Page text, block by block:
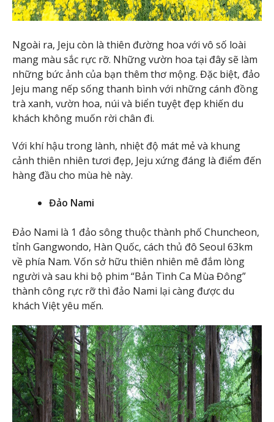
Ngoài ra, Jeju còn là thiên đường hoa với vô số loài
mang màu sắc rực rỡ. Những vườn hoa tại đây sẽ làm
những bức ảnh của bạn thêm thơ mộng. Đặc biệt, đảo
Jeju mang nếp sống thanh bình với những cánh đồng
trà xanh, vườn hoa, núi và biển tuyệt đẹp khiến du
khách không muốn rời chân đi.
Với khí hậu trong lành, nhiệt độ mát mẻ và khung
cảnh thiên nhiên tươi đẹp, Jeju xứng đáng là điểm đến
hàng đầu cho mùa hè này.
Đảo Nami
Đảo Nami là 1 đảo sông thuộc thành phố Chuncheon,
tỉnh Gangwondo, Hàn Quốc, cách thủ đô Seoul 63km
về phía Nam. Vốn sở hữu thiên nhiên mê đắm lòng
người và sau khi bộ phim “Bản Tình Ca Mùa Đông”
thành công rực rỡ thì đảo Nami lại càng được du
khách Việt yêu mến.